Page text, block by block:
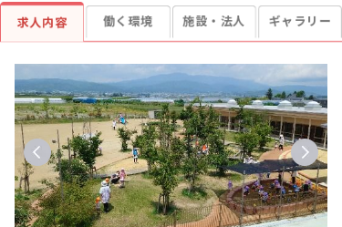
求人内容 働く環境 施設・法人 ギャラリー